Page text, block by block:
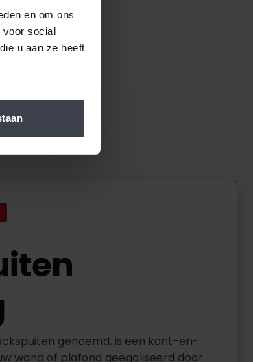
en om ons
voor social
u aan ze heeft
genoemd, is een kant-en-
wand of plafond geëgaliseerd door